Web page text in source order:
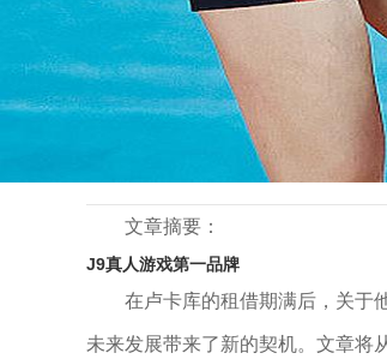
新闻动态> 卢卡库租借期满后决
卢卡库租借期满后决定离开罗
文章摘要：
J9真人游戏第一品牌
在卢卡库的租借期满后，关于
未来发展带来了新的契机。文章将